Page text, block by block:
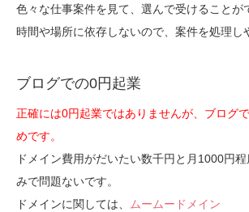
色々な仕事案件を見て、選んで受けることが
時間や場所に依存しないので、案件を処理し
ブログでの0円起業
正確には0円起業ではありませんが、ブログ
めです。
ドメイン費用がだいたい数千円と月1000円
みで問題ないです。
ドメインに関しては、
ムームードメイン